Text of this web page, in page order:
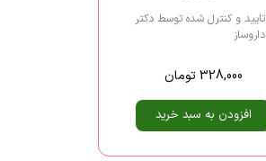
تایید و کنترل شده توسط دکتر
داروساز
328,000 تومان
افزودن به سبد خرید